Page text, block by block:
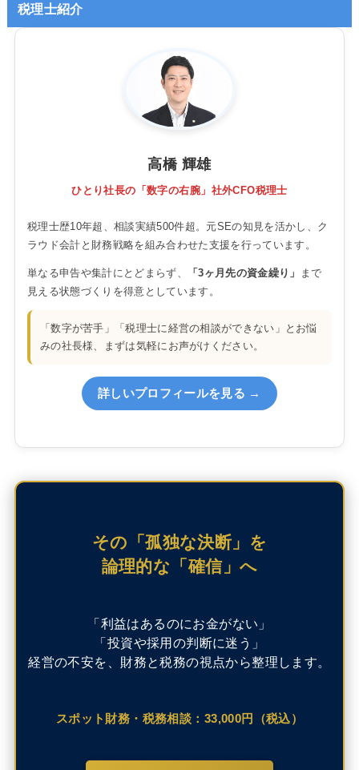
税理士紹介
高橋 輝雄
ひとり社長の「数字の右腕」社外CFO税理士
税理士歴10年超、相談実績500件超。元SEの知見を活かし、ク
ラウド会計と財務戦略を組み合わせた支援を行っています。
単なる申告や集計にとどまらず、 「3ヶ月先の資金繰り」
まで
見える状態づくりを得意としています。
「数字が苦手」「税理士に経営の相談ができない」とお悩
みの社長様、まずは気軽にお声がけください。
詳しいプロフィールを見る →
その「孤独な決断」を
論理的な「確信」へ
「利益はあるのにお金がない」
「投資や採用の判断に迷う」
経営の不安を、財務と税務の視点から整理します。
スポット財務・税務相談：33,000円（税込）